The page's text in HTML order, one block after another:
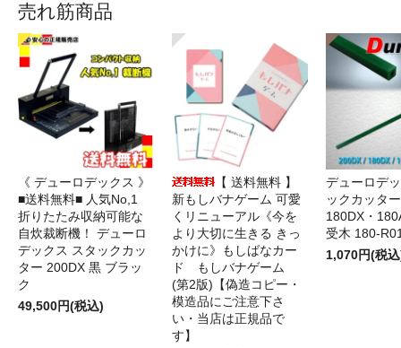
売れ筋商品
《 デューロデックス 》
■送料無料■ 人気No,1
折りたたみ収納可能な
自炊裁断機！ デューロ
デックス スタックカッ
ター 200DX 黒 ブラッ
ク
49,500円(税込)
【 送料無料 】
新もしバナゲーム 可愛
くリニューアル《今を
より大切に生きる きっ
かけに》もしばなカー
ド もしバナゲーム
(第2版)【偽造コピー・
模造品にご注意下さ
い・当店は正規品で
す】
デューロデ
ックカッタ
180DX・
受木 180-
1,070円(税